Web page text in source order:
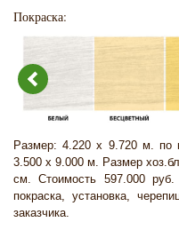
Покраска:
Размер: 4.220 х 9.720 м. по
3.500 х 9.000 м. Размер
см. Стоимость 597.000 руб.
покраска, установка,
заказчика.